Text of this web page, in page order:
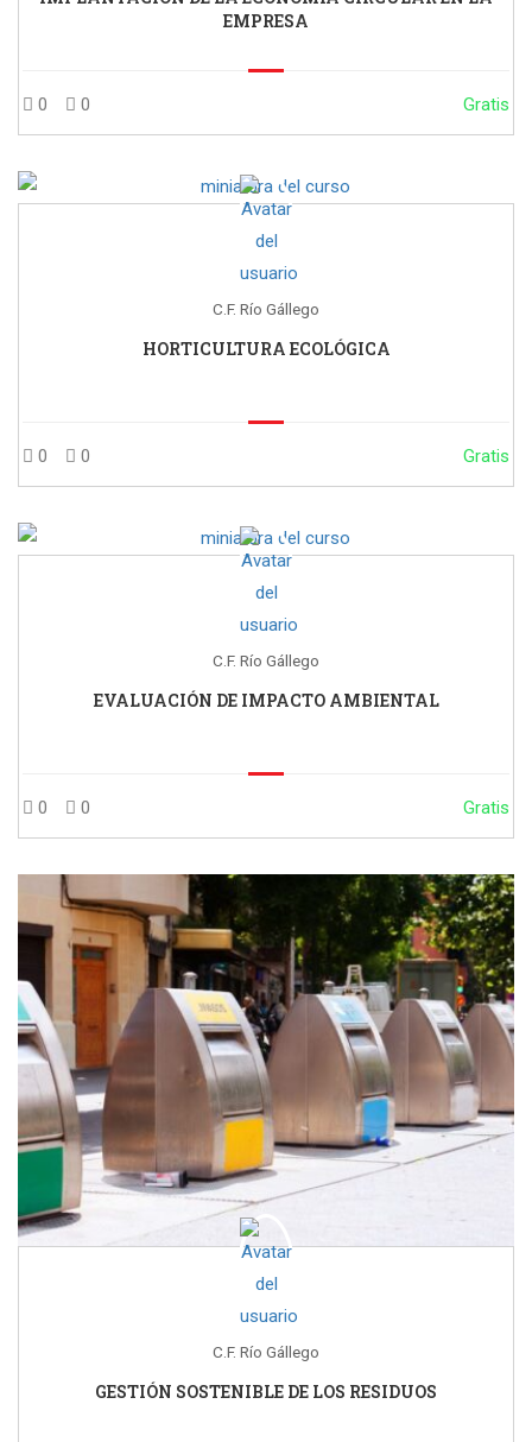
EMPRESA
0 0 Gratis
C.F. Río Gállego
HORTICULTURA ECOLÓGICA
0 0 Gratis
C.F. Río Gállego
EVALUACIÓN DE IMPACTO AMBIENTAL
0 0 Gratis
C.F. Río Gállego
GESTIÓN SOSTENIBLE DE LOS RESIDUOS